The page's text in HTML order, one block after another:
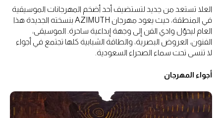
العلا تستعد من جديد لتستضيف أحد أضخم المهرجانات الموسيقية
في المنطقة، حيث يعود مهرجان AZIMUTH بنسخته الجديدة هذا
العام ليحوّل وادي الفن إلى وجهة إبداعية ساحرة. الموسيقى،
الفنون، العروض البصرية، والطاقة الشبابية كلها تجتمع في أجواء
لا تنسى تحت سماء الصحراء السعودية.
أجواء المهرجان